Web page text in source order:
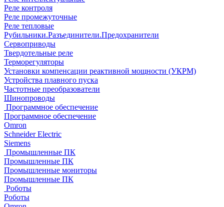
Реле контроля
Реле промежуточные
Реле тепловые
Рубильники.Разъединители.Предохранители
Сервоприводы
Твердотельные реле
Терморегуляторы
Установки компенсации реактивной мощности (УКРМ)
Устройства плавного пуска
Частотные преобразователи
Шинопроводы
Программное обеспечение
Программное обеспечение
Omron
Schneider Electric
Siemens
Промышленные ПК
Промышленные ПК
Промышленные мониторы
Промышленные ПК
Роботы
Роботы